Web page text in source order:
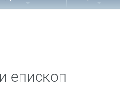
епископ